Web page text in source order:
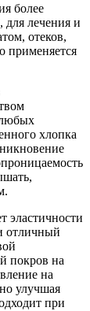
более
для лечения и
отеков,
применяется
хлопка
эластичности
отличный
покров на
на
улучшая
при